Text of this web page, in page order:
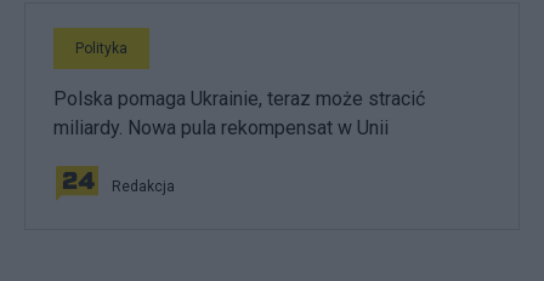
Polityka
Polska pomaga Ukrainie, teraz może stracić
miliardy. Nowa pula rekompensat w Unii
Redakcja